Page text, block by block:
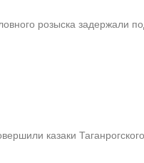
розыска задержали
казаки